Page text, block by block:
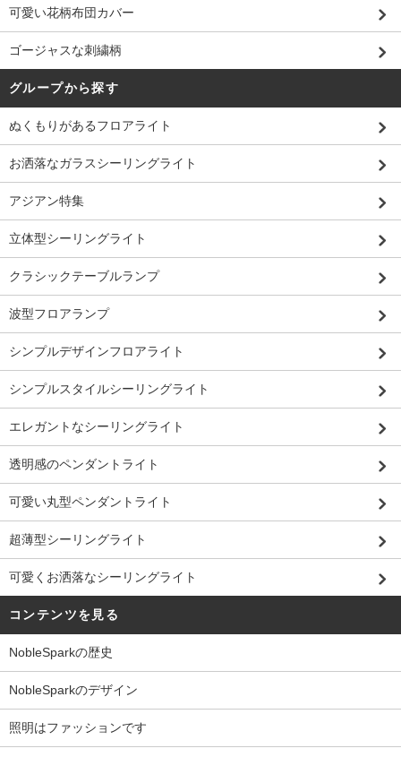
可愛い花柄布団カバー
ゴージャスな刺繍柄
グループから探す
ぬくもりがあるフロアライト
お洒落なガラスシーリングライト
アジアン特集
立体型シーリングライト
クラシックテーブルランプ
波型フロアランプ
シンプルデザインフロアライト
シンプルスタイルシーリングライト
エレガントなシーリングライト
透明感のペンダントライト
可愛い丸型ペンダントライト
超薄型シーリングライト
可愛くお洒落なシーリングライト
コンテンツを見る
NobleSparkの歴史
NobleSparkのデザイン
照明はファッションです